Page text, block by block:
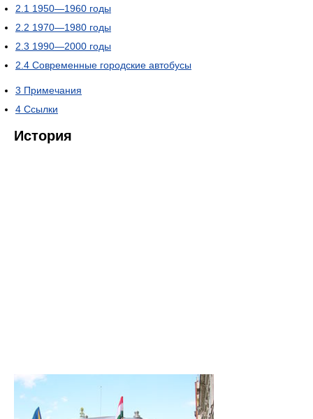
2.1 1950—1960 годы
2.2 1970—1980 годы
2.3 1990—2000 годы
2.4 Современные городские автобусы
3 Примечания
4 Ссылки
История